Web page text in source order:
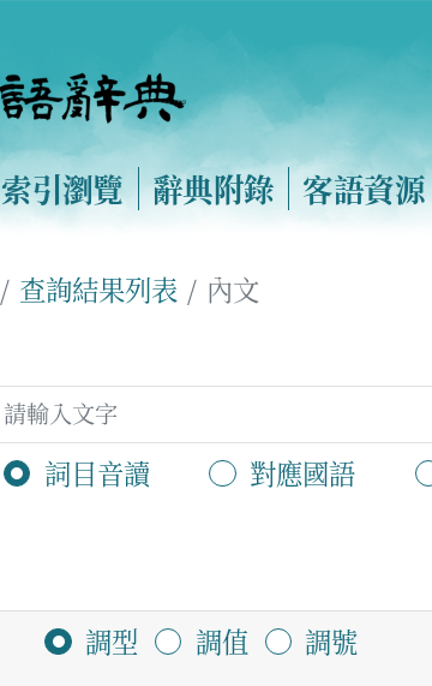
索引瀏覽 辭典附錄 客語資源
查詢結果列表 內文
詞目音讀 對應國語
調型 調值 調號